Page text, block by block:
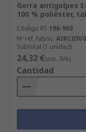
Gorra antigolpes
100 % poliéster,
Código RS 196-903
Nº ref. fabric.
Subtotal (1 unidad)
24,32 €(exc. IVA)
Cantidad